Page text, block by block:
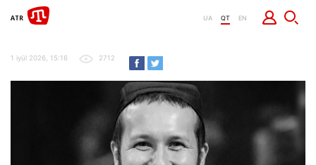
UA QT EN
1 iyül 2026, 15:16 2712